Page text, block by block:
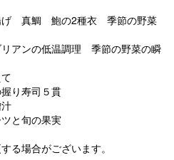
真鯛 鮑の2種衣 季節の野菜
ンの低温調理 季節の野菜の瞬
寿司５貫
旬の果実
る場合がございます。